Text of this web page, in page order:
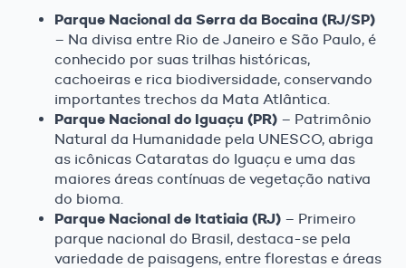
Parque Nacional da Serra da Bocaina (RJ/SP)
– Na divisa entre Rio de Janeiro e São Paulo, é
conhecido por suas trilhas históricas,
cachoeiras e rica biodiversidade, conservando
importantes trechos da Mata Atlântica.
Parque Nacional do Iguaçu (PR) – Patrimônio
Natural da Humanidade pela UNESCO, abriga
as icônicas Cataratas do Iguaçu e uma das
maiores áreas contínuas de vegetação nativa
do bioma.
Parque Nacional de Itatiaia (RJ) – Primeiro
parque nacional do Brasil, destaca-se pela
variedade de paisagens, entre florestas e áreas